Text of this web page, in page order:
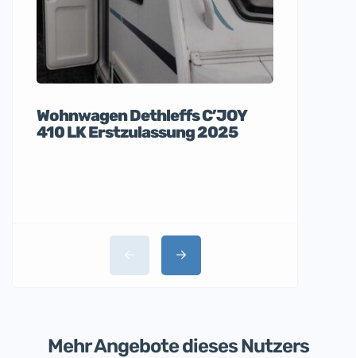
Wohnwagen Dethleffs C’JOY
410 LK Erstzulassung 2025
Mehr Angebote dieses Nutzers